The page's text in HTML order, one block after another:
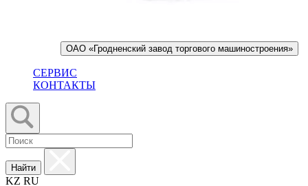
ОАО «Гродненский завод торгового машиностроения»
СЕРВИС
КОНТАКТЫ
Найти
KZ RU